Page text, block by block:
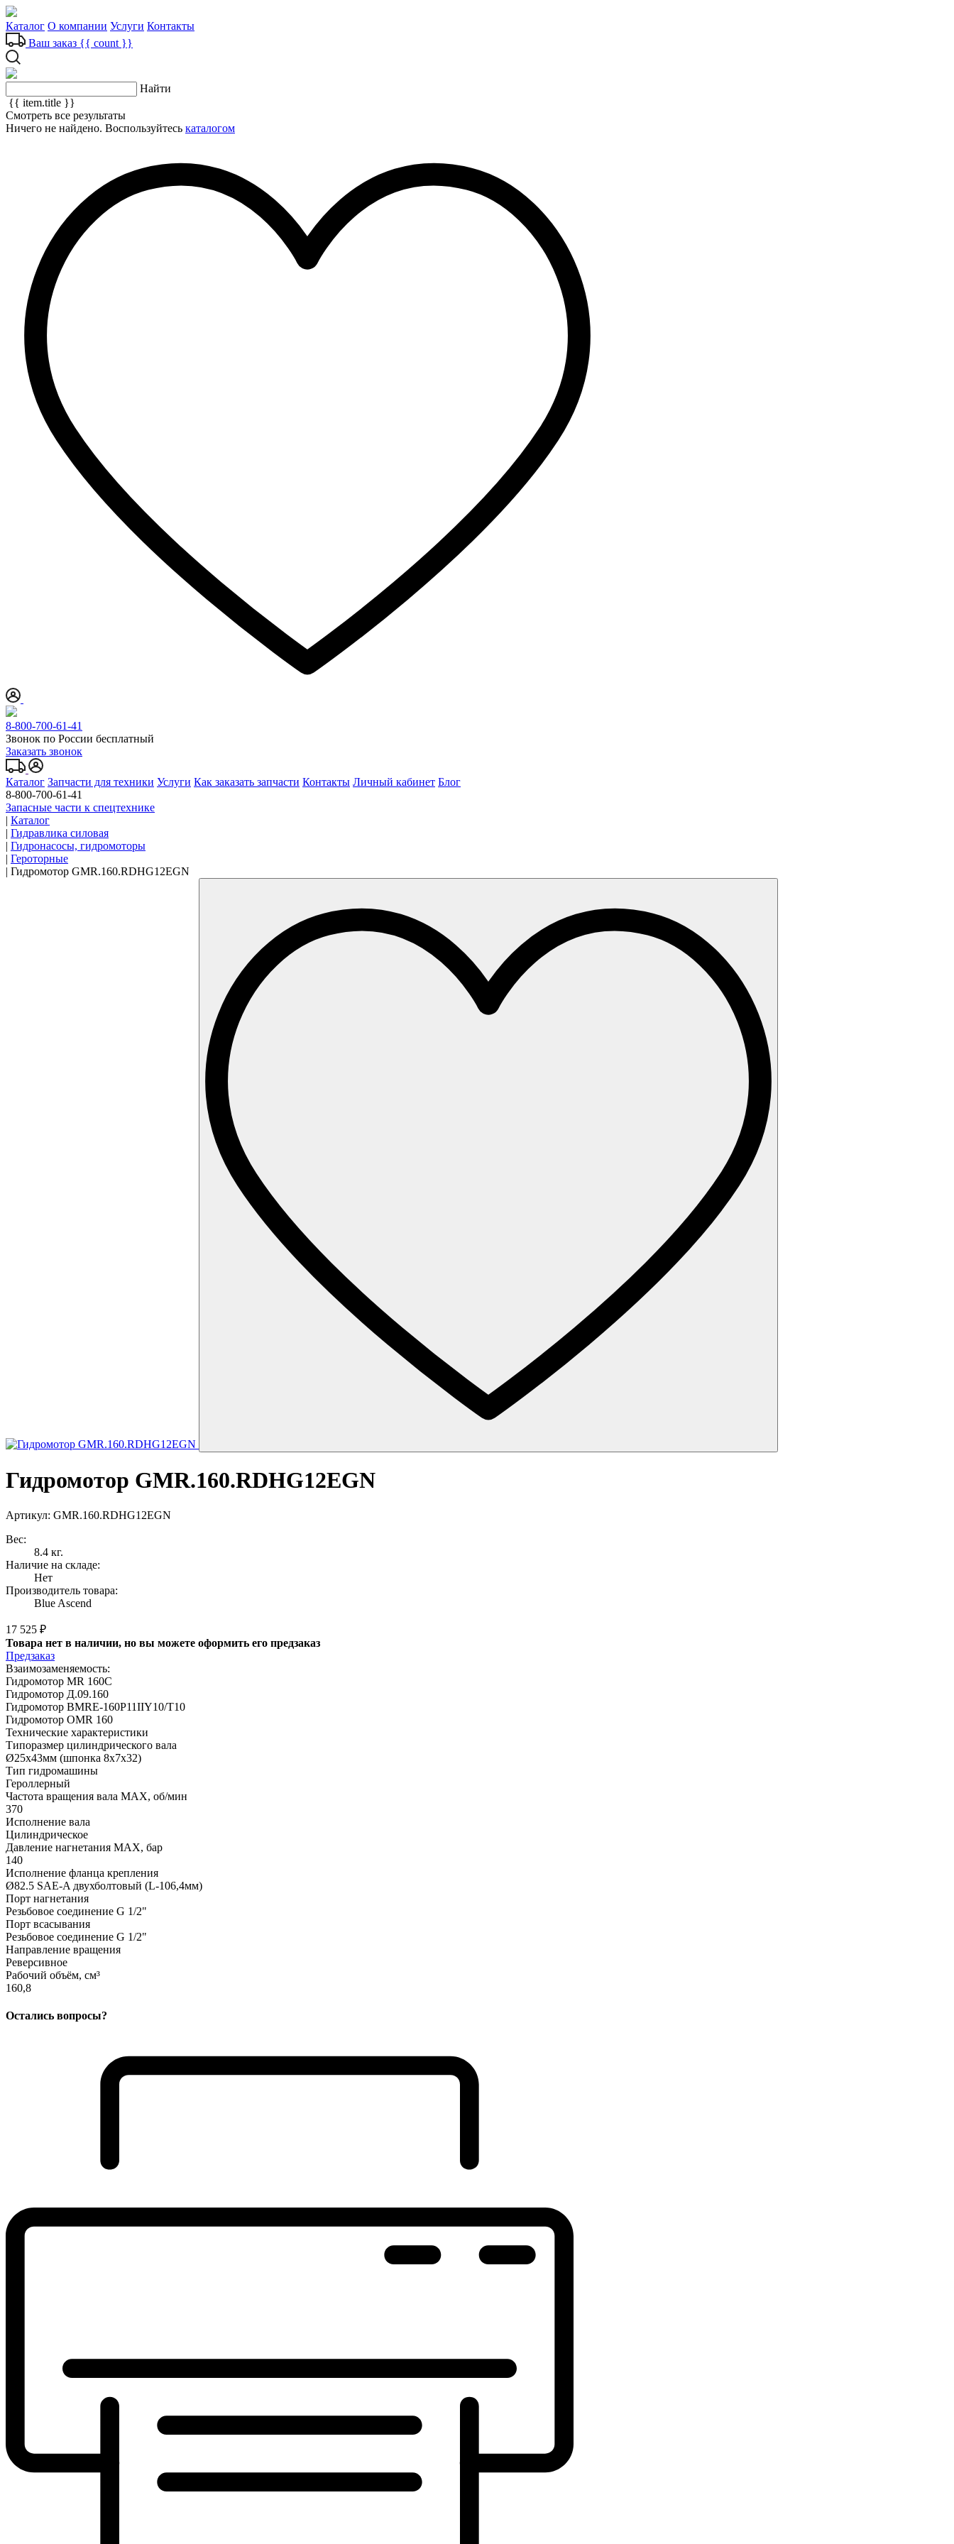
Каталог О компании Услуги Контакты
Ваш заказ {{ count }}
Найти
{{ item.title }}
Смотреть все результаты
Ничего не найдено. Воспользуйтесь каталогом
8-800-700-61-41
Звонок по России бесплатный
Заказать звонок
Каталог Запчасти для техники Услуги Как заказать запчасти Контакты Личный кабинет Блог
8-800-700-61-41
Запасные части к спецтехнике
| Каталог
| Гидравлика силовая
| Гидронасосы, гидромоторы
| Героторные
| Гидромотор GMR.160.RDHG12EGN
Гидромотор GMR.160.RDHG12EGN
Артикул: GMR.160.RDHG12EGN
Вес:
8.4 кг.
Наличие на складе:
Нет
Производитель товара:
Blue Ascend
17 525 ₽
Товара нет в наличии, но вы можете оформить его предзаказ
Предзаказ
Взаимозаменяемость:
Гидромотор MR 160C
Гидромотор Д.09.160
Гидромотор BMRE-160P11IIY10/T10
Гидромотор OMR 160
Технические характеристики
Типоразмер цилиндрического вала
Ø25x43мм (шпонка 8x7x32)
Тип гидромашины
Героллерный
Частота вращения вала MAX, об/мин
370
Исполнение вала
Цилиндрическое
Давление нагнетания MAX, бар
140
Исполнение фланца крепления
Ø82.5 SAE-A двухболтовый (L-106,4мм)
Порт нагнетания
Резьбовое соединение G 1/2"
Порт всасывания
Резьбовое соединение G 1/2"
Направление вращения
Реверсивное
Рабочий объём, см³
160,8
Остались вопросы?